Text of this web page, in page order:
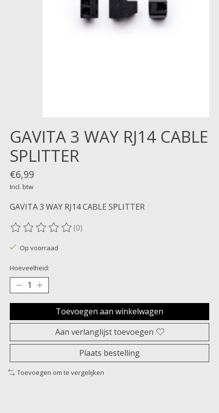
GAVITA 3 WAY RJ14 CABLE
SPLITTER
€6,99
Incl. btw
GAVITA 3 WAY RJ14 CABLE SPLITTER
De beoordeling van dit product is
(0)
Op voorraad
Hoeveelheid:
Toevoegen aan winkelwagen
Aan verlanglijst toevoegen
Plaats bestelling
Toevoegen om te vergelijken